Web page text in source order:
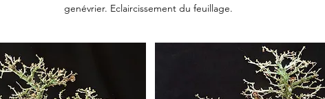
genévrier. Eclaircissement du feuillage.